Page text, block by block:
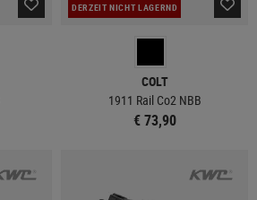
DERZEIT NICHT LAGERND
COLT
1911 Rail Co2 NBB
€ 73,90